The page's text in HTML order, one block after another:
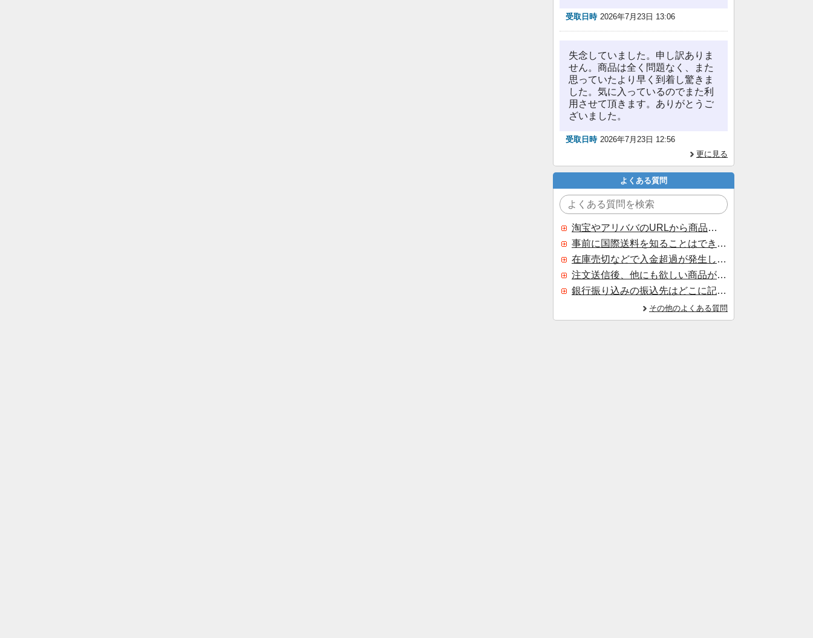
受取日時 2026年7月23日 13:06
失念していました。申し訳ありま
せん。商品は全く問題なく、また
思っていたより早く到着し驚きま
した。気に入っているのでまた利
用させて頂きます。ありがとうご
ざいました。
受取日時 2026年7月23日 12:56
更に見る
よくある質問
淘宝やアリババのURLから商品を探すことはできますか？
事前に国際送料を知ることはできますか？
在庫売切などで入金超過が発生した場合はいつ返金されますか？
注文送信後、他にも欲しい商品が見つかった場合、追加注文できますか？
銀行振り込みの振込先はどこに記載されていますか？
その他のよくある質問